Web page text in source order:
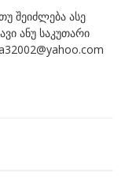
შეიძლება ასე
ანუ საკუთარი